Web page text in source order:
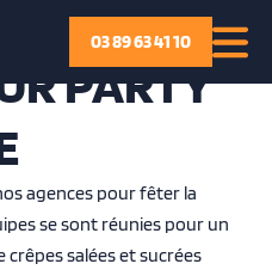
03 89 63 41 10
PARTY
agences pour fêter la
se sont réunies pour un
salées et sucrées